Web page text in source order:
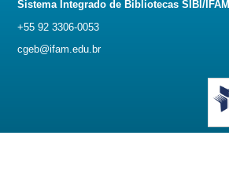
Sistema Integrado de Bibliotecas SIBI/IFAM
+55 92 3306-0053
cgeb@ifam.edu.br